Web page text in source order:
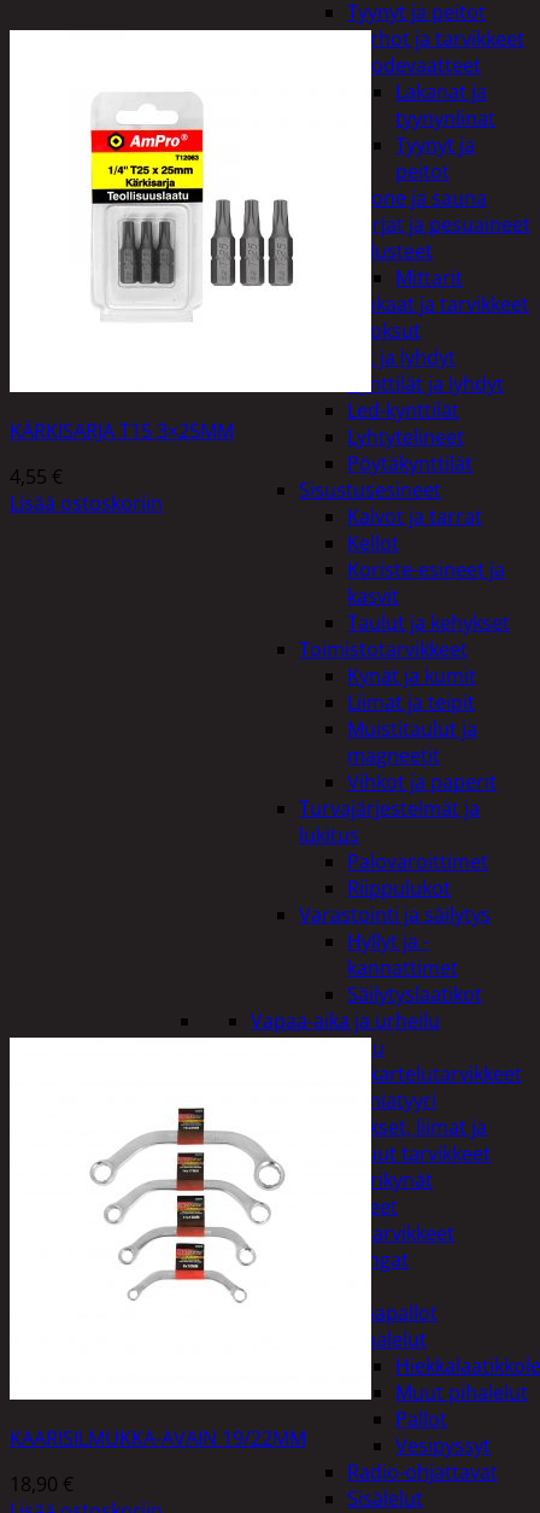
Tyynyt ja peitot
Verhot ja tarvikkeet
Vuodevaatteet
Lakanat ja
tyynynlinat
Tyynyt ja
peitot
Kylpyhuone ja sauna
Harjat ja pesuaineet
Kalusteet
Mittarit
Kiukaat ja tarvikkeet
Tuoksut
Kynttilät ja lyhdyt
Kynttilät ja lyhdyt
Led-kynttilät
Lyhtytelineet
Pöytäkynttilät
Sisustusesineet
Kalvot ja tarrat
Kellot
Koriste-esineet ja
kasvit
Taulut ja kehykset
Toimistotarvikkeet
Kynät ja kumit
Liimat ja teipit
Muistitaulut ja
magneetit
Vihkot ja paperit
Turvajärjestelmät ja
lukitus
Palovaroittimet
Riippulukot
Varastointi ja säilytys
Hyllyt ja -
kannattimet
Säilytyslaatikot
Vapaa-aika ja urheilu
Askartelu
Askartelutarvikkeet
Miniatyyri
Sakset, liimat ja
muut tarvikkeet
Värikynät
Harrasteet
Käsityötarvikkeet
Langat
Ilmapallot
Pihalelut
Muut pihalelut
Pallot
Vesipyssyt
Radio-ohjattavat
Sisälelut
KÄRKISARJA T15 3×25MM
4,55 €
Lisää ostoskoriin
KAARISILMUKKA-AVAIN 19/22MM
18,90 €